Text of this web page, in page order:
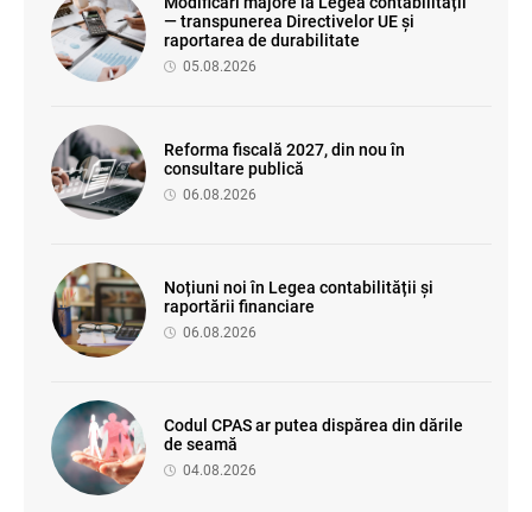
— transpunerea Directivelor UE și
raportarea de durabilitate
05.08.2026
Reforma fiscală 2027, din nou în
consultare publică
06.08.2026
Noțiuni noi în Legea contabilității și
raportării financiare
06.08.2026
Codul CPAS ar putea dispărea din dările
de seamă
04.08.2026